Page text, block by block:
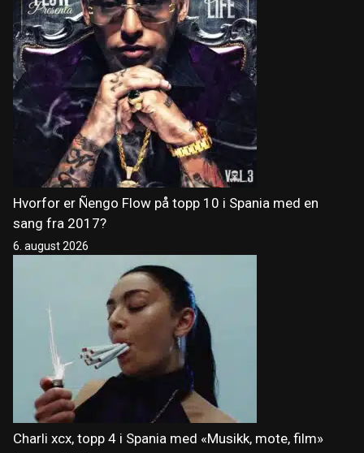
Hvorfor er Ñengo Flow på topp 10 i Spania med en
sang fra 2017?
6. august 2026
Charli xcx, topp 4 i Spania med «Musikk, mote, film»